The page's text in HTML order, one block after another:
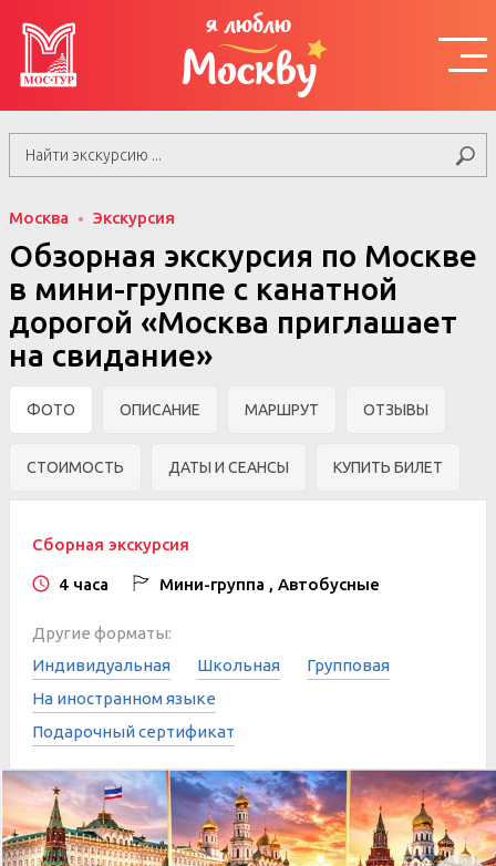
я люблю
Москву
Москва Экскурсия
Обзорная экскурсия по Москве
в мини-группе c канатной
дорогой «Москва приглашает
на свидание»
ФОТО ОПИСАНИЕ МАРШРУТ ОТЗЫВЫ
СТОИМОСТЬ ДАТЫ И СЕАНСЫ КУПИТЬ БИЛЕТ
Сборная экскурсия
4 часа Мини-группа , Автобусные
Другие форматы:
Индивидуальная
Школьная
Групповая
На иностранном языке
Подарочный сертификат